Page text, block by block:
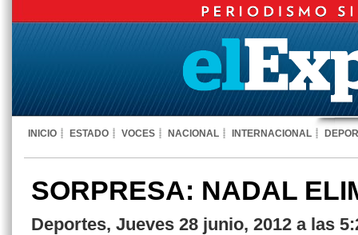
INICIO ESTADO VOCES NACIONAL INTERNACIONAL
SORPRESA: NADAL
Deportes, Jueves 28 junio, 2012 a las